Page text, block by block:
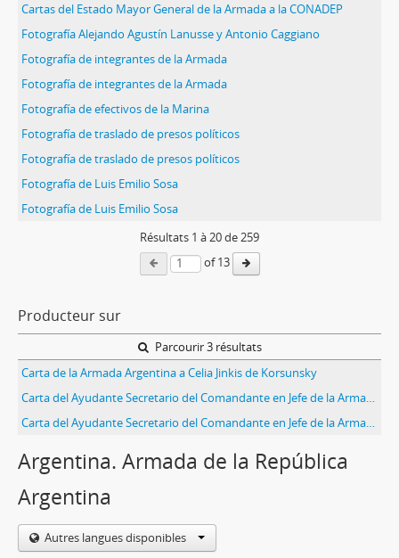
Cartas del Estado Mayor General de la Armada a la CONADEP
Fotografía Alejando Agustín Lanusse y Antonio Caggiano
Fotografía de integrantes de la Armada
Fotografía de integrantes de la Armada
Fotografía de efectivos de la Marina
Fotografía de traslado de presos políticos
Fotografía de traslado de presos políticos
Fotografía de Luis Emilio Sosa
Fotografía de Luis Emilio Sosa
Résultats 1 à20de 259
of 13
Producteur sur
Parcourir 3 résultats
Carta de la Armada Argentina a Celia Jinkis de Korsunsky
Carta del Ayudante Secretario del Comandante en Jefe de la Armada Argentina a Celia Jinkis de Korsunsky
Carta del Ayudante Secretario del Comandante en Jefe de la Armada Argentina a Celia Jinkis de Korsunsky
Argentina. Armada de la República
Argentina
Autres langues disponibles